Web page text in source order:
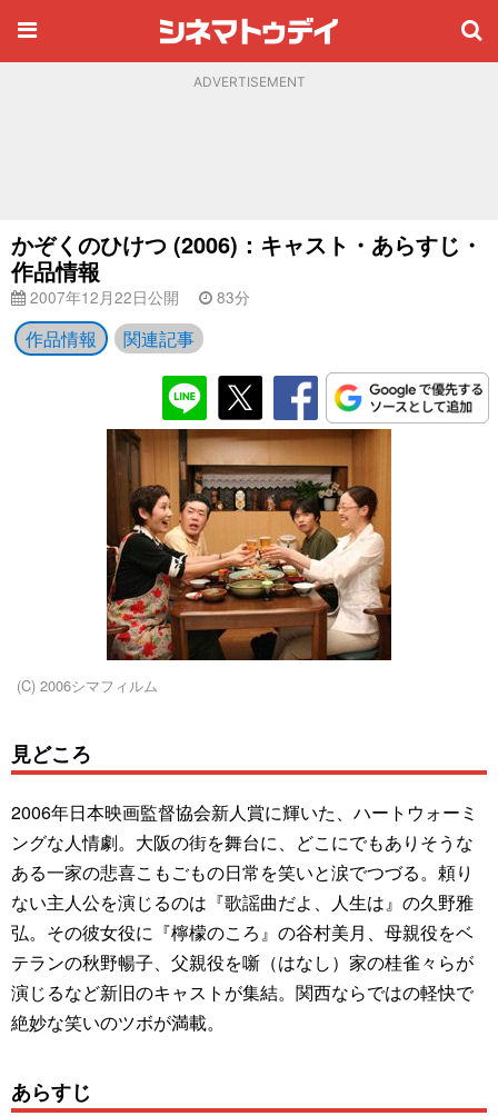
ADVERTISEMENT
かぞくのひけつ (2006)：キャスト・あらすじ・
作品情報
2007年12月22日公開 83分
作品情報 関連記事
(C) 2006シマフィルム
見どころ
2006年日本映画監督協会新人賞に輝いた、ハートウォーミ
ングな人情劇。大阪の街を舞台に、どこにでもありそうな
ある一家の悲喜こもごもの日常を笑いと涙でつづる。頼り
ない主人公を演じるのは『歌謡曲だよ、人生は』の久野雅
弘。その彼女役に『檸檬のころ』の谷村美月、母親役をベ
テランの秋野暢子、父親役を噺（はなし）家の桂雀々らが
演じるなど新旧のキャストが集結。関西ならではの軽快で
絶妙な笑いのツボが満載。
あらすじ